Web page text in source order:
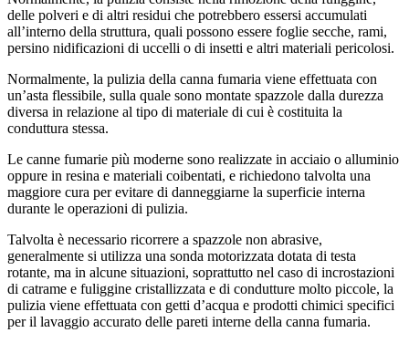
delle polveri e di altri residui che potrebbero essersi accumulati
all’interno della struttura, quali possono essere foglie secche, rami,
persino nidificazioni di uccelli o di insetti e altri materiali pericolosi.
Normalmente, la pulizia della canna fumaria viene effettuata con
un’asta flessibile, sulla quale sono montate spazzole dalla durezza
diversa in relazione al tipo di materiale di cui è costituita la
conduttura stessa.
Le canne fumarie più moderne sono realizzate in acciaio o alluminio
oppure in resina e materiali coibentati, e richiedono talvolta una
maggiore cura per evitare di danneggiarne la superficie interna
durante le operazioni di pulizia.
Talvolta è necessario ricorrere a spazzole non abrasive,
generalmente si utilizza una sonda motorizzata dotata di testa
rotante, ma in alcune situazioni, soprattutto nel caso di incrostazioni
di catrame e fuliggine cristallizzata e di condutture molto piccole, la
pulizia viene effettuata con getti d’acqua e prodotti chimici specifici
per il lavaggio accurato delle pareti interne della canna fumaria.